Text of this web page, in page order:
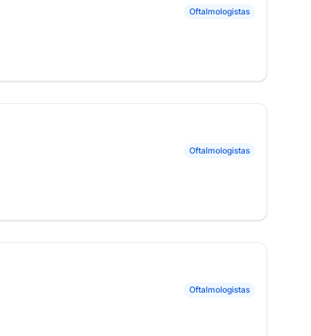
Oftalmologistas
Oftalmologistas
Oftalmologistas